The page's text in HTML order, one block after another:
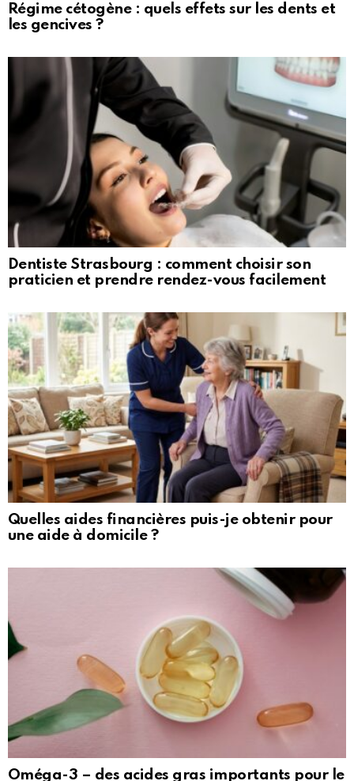
Régime cétogène : quels effets sur les dents et
les gencives ?
Dentiste Strasbourg : comment choisir son
praticien et prendre rendez-vous facilement
Quelles aides financières puis-je obtenir pour
une aide à domicile ?
Oméga-3 – des acides gras importants pour le